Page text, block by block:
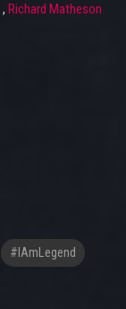
, Richard Matheson
#IAmLegend